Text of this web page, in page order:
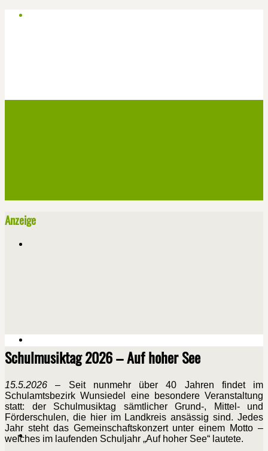
Anzeige
Schulmusiktag 2026 – Auf hoher See
15.5.2026 – Seit nunmehr über 40 Jahren findet im
Schulamtsbezirk Wunsiedel eine besondere Veranstaltung
statt: der Schulmusiktag sämtlicher Grund-, Mittel- und
Förderschulen, die hier im Landkreis ansässig sind. Jedes
Jahr steht das Gemeinschaftskonzert unter einem Motto –
welches im laufenden Schuljahr „Auf hoher See“ lautete.